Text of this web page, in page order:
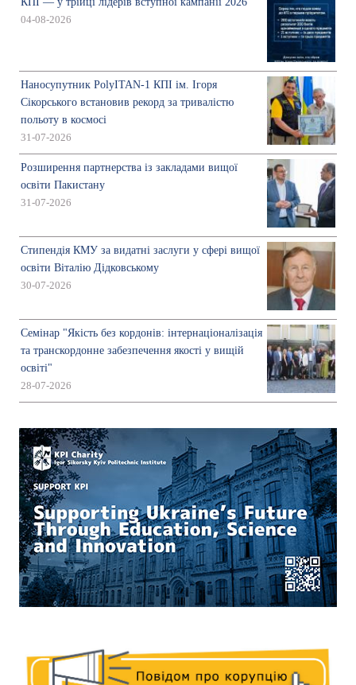
04-08-2026
Наносупутник PolyITAN-1 КПІ ім. Ігоря
Сікорського встановив рекорд за тривалістю
польоту в космосі
31-07-2026
Розширення партнерства із закладами вищої
освіти Пакистану
31-07-2026
Стипендія КМУ за видатні заслуги у сфері вищої
освіти Віталію Дідковському
30-07-2026
Семінар "Якість без кордонів: інтернаціоналізація
та транскордонне забезпечення якості у вищій
освіті"
28-07-2026